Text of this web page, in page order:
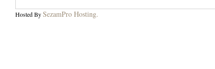
Hosted BySezamPro Hosting.